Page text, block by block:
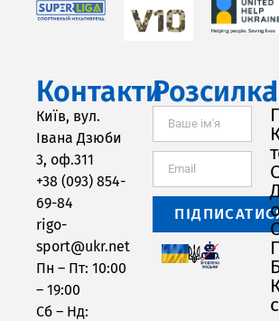
Контакти
Київ, вул.
Івана Дзюби
3, оф.311
+38 (093) 854-
69-84
rigo-
sport@ukr.net
Пн – Пт: 10:00
– 19:00
Сб – Нд:
Розсилка